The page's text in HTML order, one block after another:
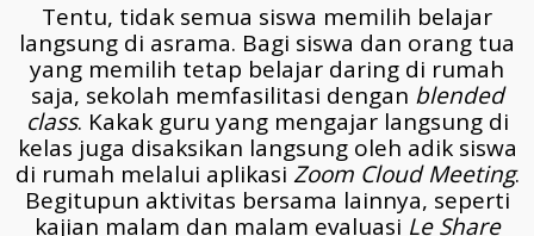
Tentu, tidak semua siswa memilih belajar
langsung di asrama. Bagi siswa dan orang tua
yang memilih tetap belajar daring di rumah
saja, sekolah memfasilitasi dengan blended
class. Kakak guru yang mengajar langsung di
kelas juga disaksikan langsung oleh adik siswa
di rumah melalui aplikasi Zoom Cloud Meeting.
Begitupun aktivitas bersama lainnya, seperti
kajian malam dan malam evaluasi Le Share